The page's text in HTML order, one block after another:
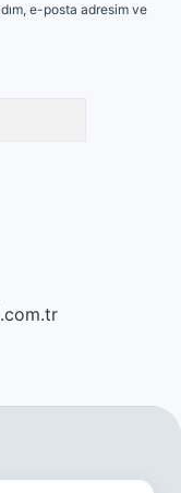
e-posta adresim ve